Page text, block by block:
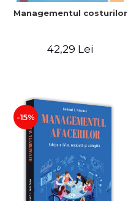
Managementul costurilor
42,29 Lei
-15%